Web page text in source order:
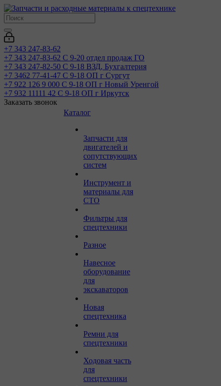
+7 343 247-83-62
+7 343 247-83-62 С 9-20 отдел продаж ГО
+7 343 247-82-50 С 9-18 ВЗД, Бухгалтерия
+7 3462 77-41-47 С 9-18 ОП г Сургут
+7 922 126 9 000 С 9-18 ОП г Новый Уренгой
+7 932 11111 42 С 9-18 ОП г Иркутск
Заказать звонок
Каталог
Запчасти для
двигателей и
сопутствующих
систем
Инструмент и
материалы для
СТО
Фильтры для
спецтехники
Разное
Навесное
оборудование
для
экскаваторов
Новая
спецтехника
Ремни для
спецтехники
Ходовая часть
для
спецтехники